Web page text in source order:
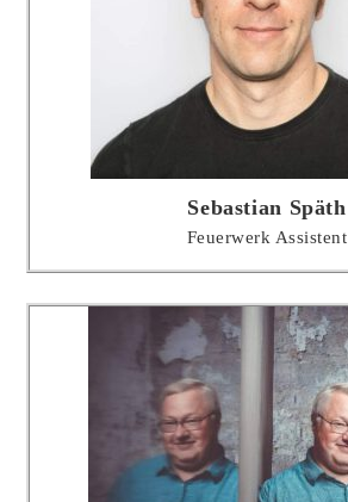
Sebastian Späth
Feuerwerk Assistent